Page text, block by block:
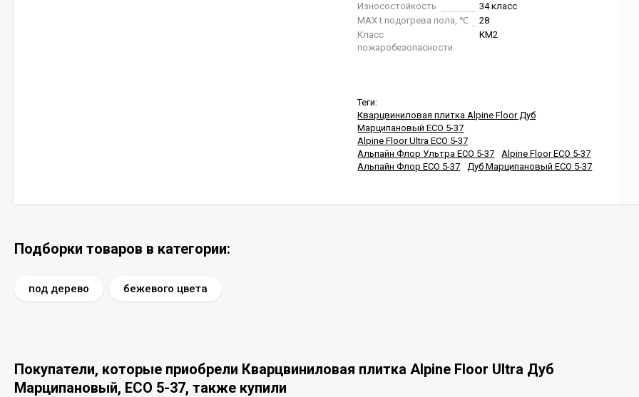
Износостойкость
34 класс
MAX t подогрева пола, ℃
28
Класс
пожаробезопасности
КМ2
Теги:
Кварцвиниловая плитка Alpine Floor Дуб
Марципановый ЕСО 5-37
Alpine Floor Ultra ЕСО 5-37
Альпайн Флор Ультра ЕСО 5-37
Alpine Floor ЕСО 5-37
Альпайн Флор ЕСО 5-37
Дуб Марципановый ЕСО 5-37
Подборки товаров в категории:
под дерево бежевого цвета
Покупатели, которые приобрели Кварцвиниловая плитка Alpine Floor Ultra Дуб
Марципановый, ЕСО 5-37, также купили